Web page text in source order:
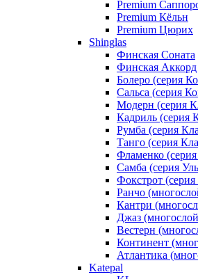
Premium
Premium Кёльн
Premium Цюрих
Shinglas
Финская Соната
Финская Аккорд
Болеро (серия
Сальса (серия
Модерн (серия
Кадриль (серия
Румба (серия
Танго (серия
Фламенко
Самба (серия
Фокстрот (серия
Ранчо
Кантри
Джаз
Вестерн
Континент
Атлантика
Katepal